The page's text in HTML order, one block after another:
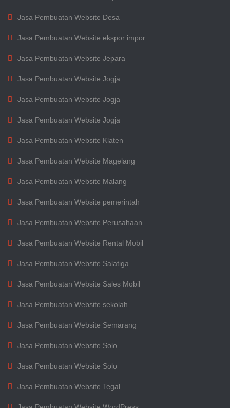
Jasa Pembuatan Website Desa
Jasa Pembuatan Website ekspor impor
Jasa Pembuatan Website Jepara
Jasa Pembuatan Website Jogja
Jasa Pembuatan Website Jogja
Jasa Pembuatan Website Jogja
Jasa Pembuatan Website Klaten
Jasa Pembuatan Website Magelang
Jasa Pembuatan Website Malang
Jasa Pembuatan Website pemerintah
Jasa Pembuatan Website Perusahaan
Jasa Pembuatan Website Rental Mobil
Jasa Pembuatan Website Salatiga
Jasa Pembuatan Website Sales Mobil
Jasa Pembuatan Website sekolah
Jasa Pembuatan Website Semarang
Jasa Pembuatan Website Solo
Jasa Pembuatan Website Solo
Jasa Pembuatan Website Tegal